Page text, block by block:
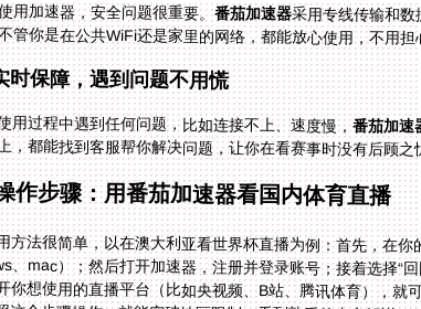
用加速器，安全问题很重要。番茄加速器采用专线传输和
管你是在公共WiFi还是家里的网络，都能放心使用，不用
时保障，遇到问题不用慌
用过程中遇到任何问题，比如连接不上、速度慢，番茄加速
，都能找到客服帮你解决问题，让你在看赛事时没有后顾之
作步骤：用番茄加速器看国内体育直播
方法很简单，以在澳大利亚看世界杯直播为例：首先，在你